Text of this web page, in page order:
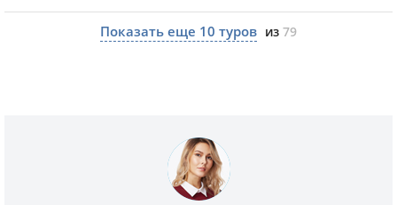
Показать еще 10 туров из 79